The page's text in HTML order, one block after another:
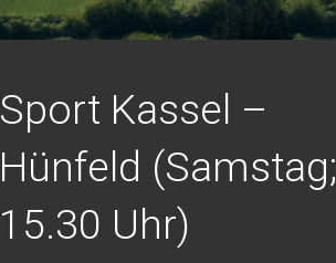
Sport Kassel –
Hünfeld (Samstag;
15.30 Uhr)